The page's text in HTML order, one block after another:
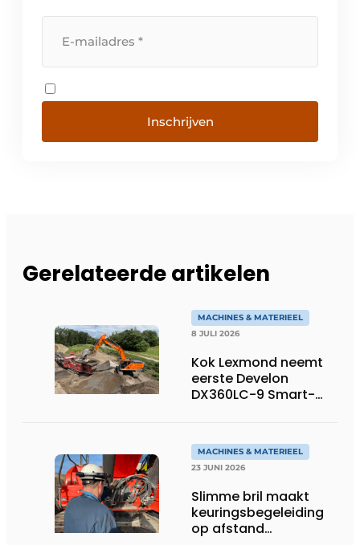
Inschrijven
Gerelateerde artikelen
MACHINES & MATERIEEL
8 JULI 2026
Kok Lexmond neemt
eerste Develon
DX360LC-9 Smart-
MACHINES & MATERIEEL
23 JUNI 2026
Slimme bril maakt
keuringsbegeleiding
op afstand